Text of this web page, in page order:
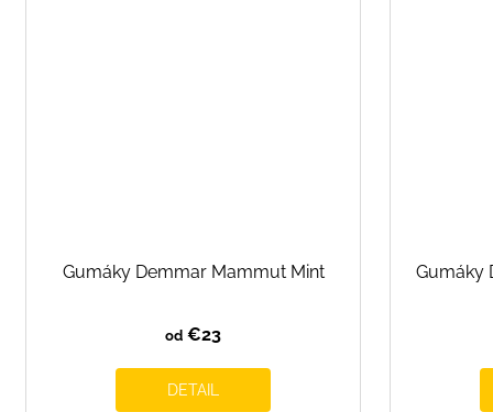
Gumáky Demmar Mammut Mint
od €23
DETAIL
Gumáky